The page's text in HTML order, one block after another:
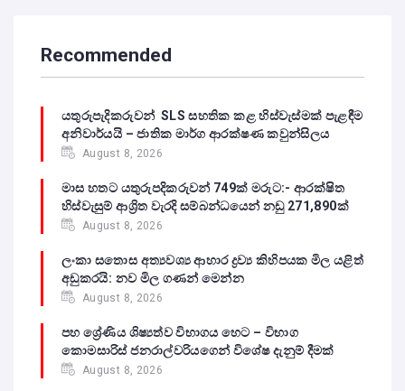
Recommended
යතුරුපැදිකරුවන් SLS සහතික කළ හිස්වැස්මක් පැළඳීම
අනිවාර්යයි – ජාතික මාර්ග ආරක්ෂණ කවුන්සිලය
August 8, 2026
මාස හතට යතුරුපදිකරුවන් 749ක් මරුට:- ආරක්ෂිත
හිස්වැසුම් ආශ්‍රිත වැරදි සම්බන්ධයෙන් නඩු 271,890ක්
August 8, 2026
ලංකා සතොස අත්‍යවශ්‍ය ආහාර ද්‍රව්‍ය කිහිපයක මිල යළිත්
අඩුකරයි: නව මිල ගණන් මෙන්න
August 8, 2026
පහ ශ්‍රේණිය ශිෂ්‍යත්ව විභාගය හෙට – විභාග
කොමසාරිස් ජනරාල්වරියගෙන් විශේෂ දැනුම් දීමක්
August 8, 2026